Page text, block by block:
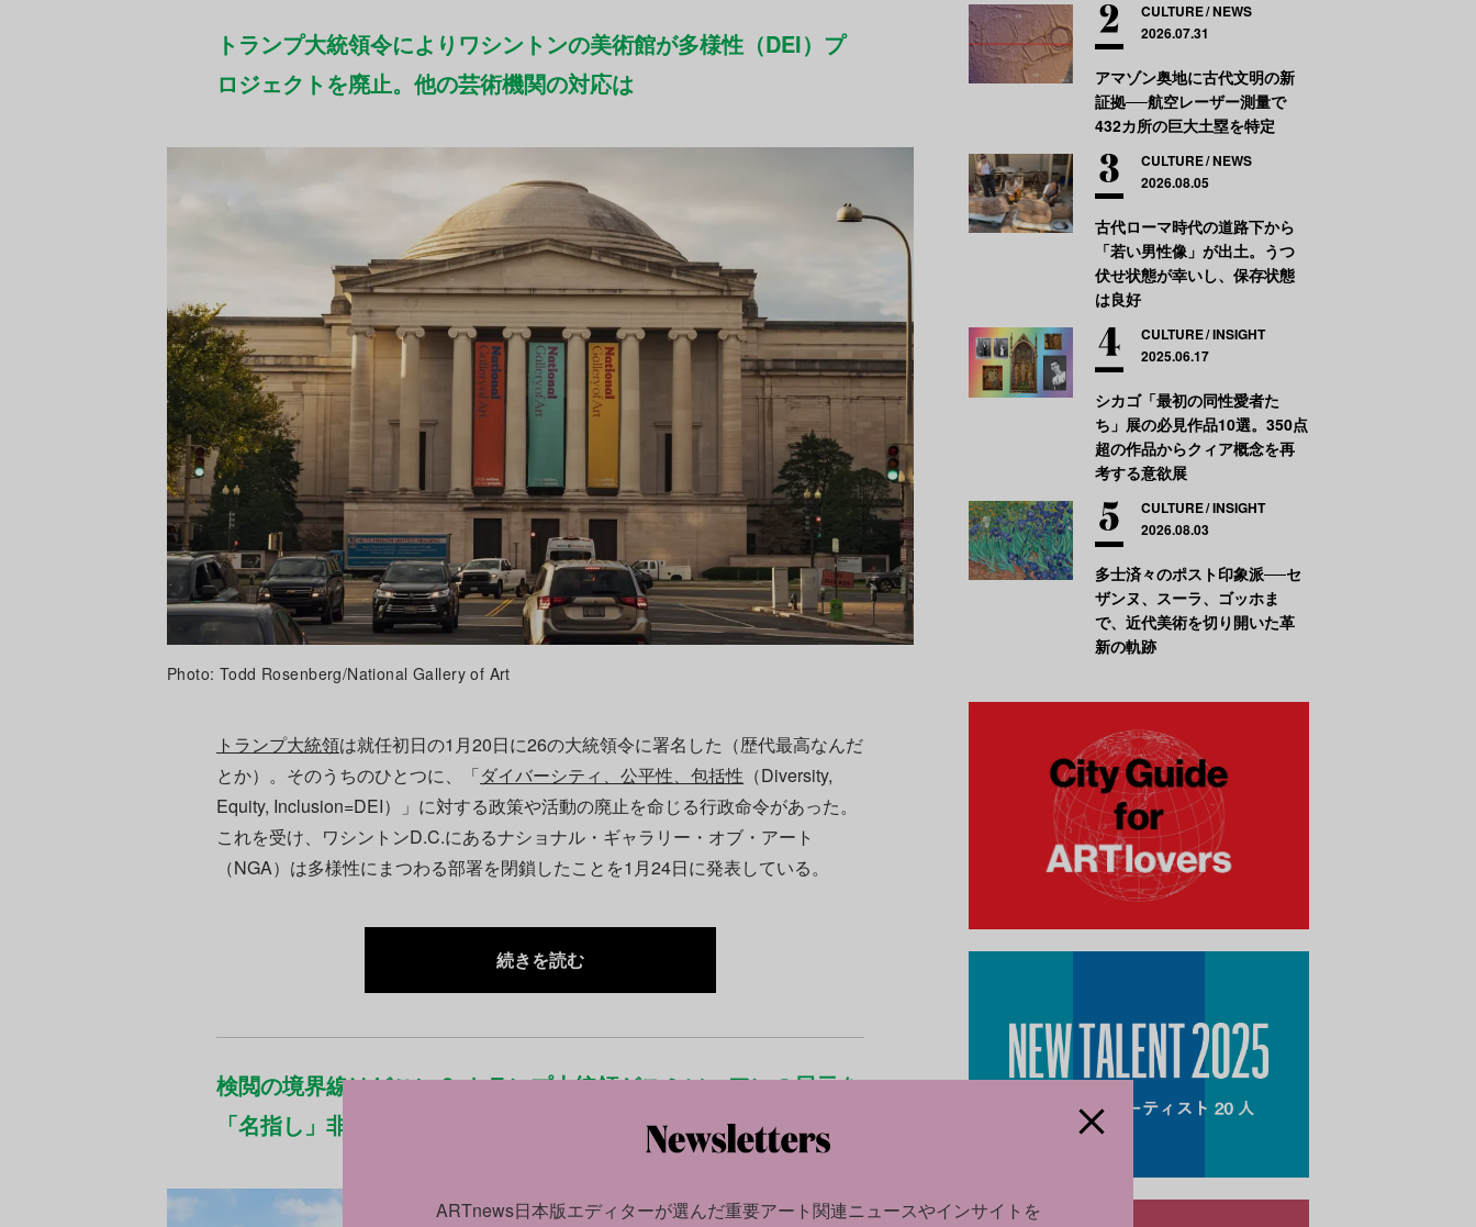
トランプ大統領令によりワシントンの美術館が多様性（DEI）プ
ロジェクトを廃止。他の芸術機関の対応は
Photo: Todd Rosenberg/National Gallery of Art
トランプ大統領は就任初日の1月20日に26の大統領令に署名した（歴代最高なんだ
とか）。そのうちのひとつに、「ダイバーシティ、公平性、包括性 （Diversity,
Equity, Inclusion=DEI）」に対する政策や活動の廃止を命じる行政命令があった。
これを受け、ワシントンD.C.にあるナショナル・ギャラリー・オブ・アート
（NGA）は多様性にまつわる部署を閉鎖したことを1月24日に発表している。
続きを読む
検閲の境界線はどこに？ トランプ大統領がスミソニアンの展示を
「名指し」非難、攻勢強める
CULTURE NEWS
2026.07.31
アマゾン奥地に古代文明の新
証拠──航空レーザー測量で
432カ所の巨大土塁を特定
CULTURE NEWS
2026.08.05
古代ローマ時代の道路下から
「若い男性像」が出土。うつ
伏せ状態が幸いし、保存状態
は良好
CULTURE INSIGHT
2025.06.17
シカゴ「最初の同性愛者た
ち」展の必見作品10選。350点
超の作品からクィア概念を再
考する意欲展
CULTURE INSIGHT
2026.08.03
多士済々のポスト印象派──セ
ザンヌ、スーラ、ゴッホま
で、近代美術を切り開いた革
新の軌跡
ARTnews日本版エディターが選んだ重要アート関連ニュースやインサイトを